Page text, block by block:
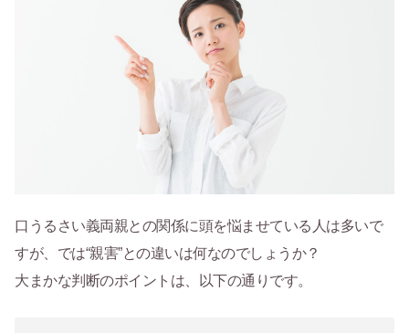
口うるさい義両親との関係に頭を悩ませている人は多いで
すが、では“親害”との違いは何なのでしょうか？
大まかな判断のポイントは、以下の通りです。